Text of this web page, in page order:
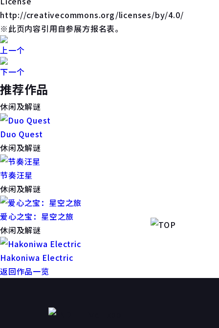
http://creativecommons.org/licenses/by/4.0/
※此页内容引用自参展方报名表。
上一个
下一个
推荐作品
休闲及解谜
Duo Quest
休闲及解谜
节奏汪星
休闲及解谜
爱心之宝：星空之旅
休闲及解谜
Hakoniwa Electric
返回作品一览